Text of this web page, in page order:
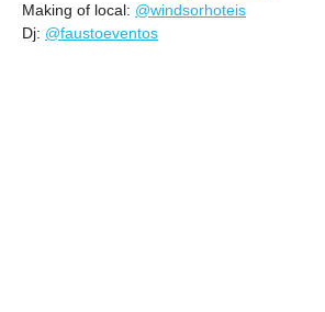
Making of local: @windsorhoteis
Dj: @faustoeventos